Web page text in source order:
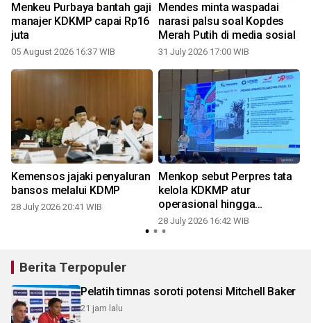
Menkeu Purbaya bantah gaji
manajer KDKMP capai Rp16
juta
05 August 2026 16:37 WIB
Mendes minta waspadai
narasi palsu soal Kopdes
Merah Putih di media sosial
31 July 2026 17:00 WIB
Kemensos jajaki penyaluran
bansos melalui KDMP
28 July 2026 20:41 WIB
Menkop sebut Perpres tata
kelola KDKMP atur
operasional hingga
pembiayaan
28 July 2026 16:42 WIB
Berita Terpopuler
Pelatih timnas soroti potensi Mitchell Baker
21 jam lalu